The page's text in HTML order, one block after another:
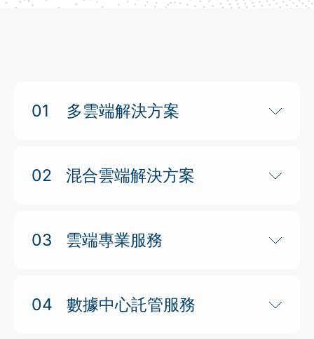
01 多雲端解決方案
02 混合雲端解決方案
03 雲端專業服務
04 數據中心託管服務